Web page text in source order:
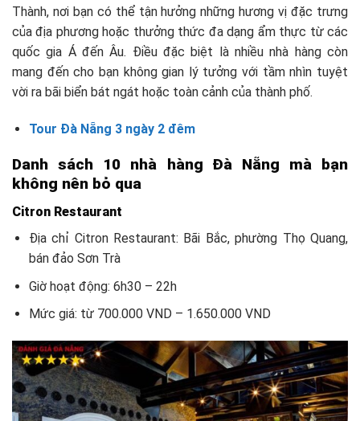
Thành, nơi bạn có thể tận hưởng những hương vị đặc trưng
của địa phương hoặc thưởng thức đa dạng ẩm thực từ các
quốc gia Á đến Âu. Điều đặc biệt là nhiều nhà hàng còn
mang đến cho bạn không gian lý tưởng với tầm nhìn tuyệt
vời ra bãi biển bát ngát hoặc toàn cảnh của thành phố.
Tour Đà Nẵng 3 ngày 2 đêm
Danh sách 10 nhà hàng Đà Nẵng mà bạn
không nên bỏ qua
Citron Restaurant
Địa chỉ Citron Restaurant: Bãi Bắc, phường Thọ Quang,
bán đảo Sơn Trà
Giờ hoạt động: 6h30 – 22h
Mức giá: từ 700.000 VND – 1.650.000 VND